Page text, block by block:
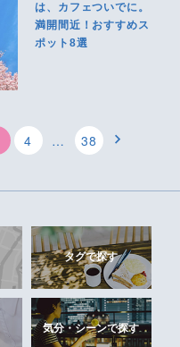
は、カフェついでに。
満開間近！おすすめス
ポット8選
4 … 38
タグで探す
気分・シーンで探す